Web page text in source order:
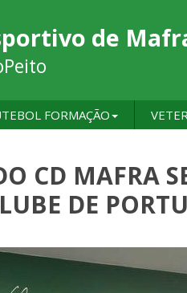
de
FORMAÇÃO
CD MAFRA
DE